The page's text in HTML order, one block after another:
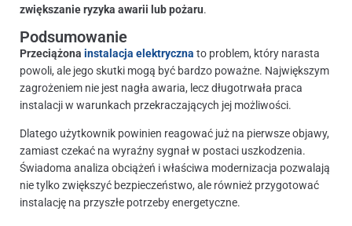
zwiększanie ryzyka awarii lub pożaru.
Podsumowanie
Przeciążona instalacja elektryczna to problem, który narasta
powoli, ale jego skutki mogą być bardzo poważne. Największym
zagrożeniem nie jest nagła awaria, lecz długotrwała praca
instalacji w warunkach przekraczających jej możliwości.
Dlatego użytkownik powinien reagować już na pierwsze objawy,
zamiast czekać na wyraźny sygnał w postaci uszkodzenia.
Świadoma analiza obciążeń i właściwa modernizacja pozwalają
nie tylko zwiększyć bezpieczeństwo, ale również przygotować
instalację na przyszłe potrzeby energetyczne.